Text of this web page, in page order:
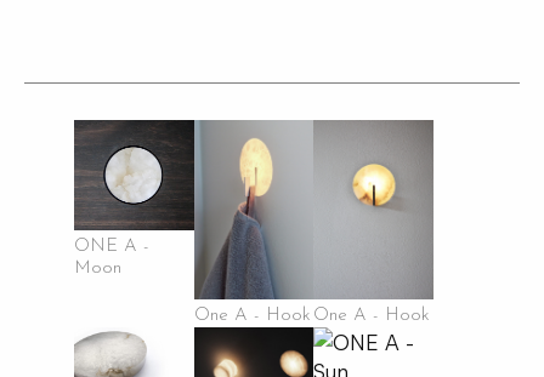
ONE A -
Moon
One A - Hook One A - Hook